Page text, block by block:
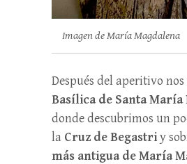
Imagen de María Magdalena
Después del aperitivo
Basílica de Santa María
donde descubrimos un
la Cruz de Begastriy
más antigua de María